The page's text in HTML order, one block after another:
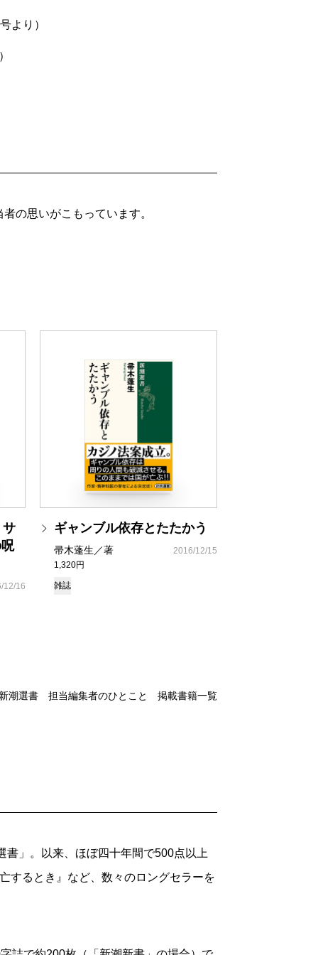
より）
の思いがこもっています。
サ
12/16
ギャンブル依存とたたかう
帚木蓬生／著
1,320円
2016/12/15
雑誌
新潮選書 担当編集者のひとこと 掲載書籍一覧
」。以来、ほぼ四十年間で500点以上
するとき』など、数々のロングセラーを